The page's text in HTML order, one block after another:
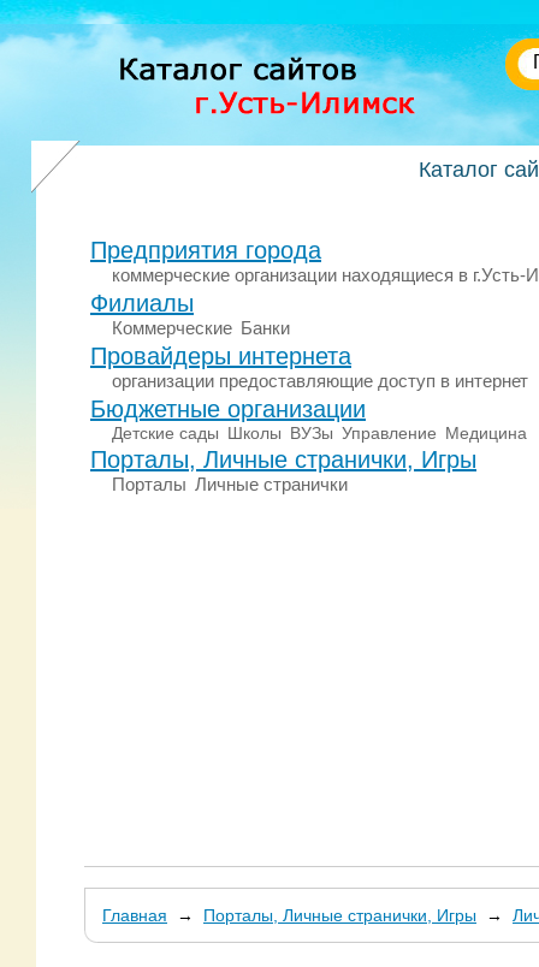
Каталог
Предприятия города
коммерческие организации находящиеся в г.Усть-
Филиалы
Коммерческие Банки
Провайдеры интернета
организации предоставляющие доступ в интернет
Бюджетные организации
Детские сады Школы ВУЗы Управление Медицина
Порталы, Личные странички, Игры
Порталы Личные странички
Главная → Порталы, Личные странички, Игры →